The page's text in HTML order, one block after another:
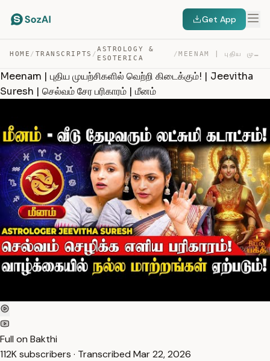
Get App
HOME / TRANSCRIPTS /
ASTROLOGY &
ESOTERICA
/ MEENAM | புதிய முயற்சிகளில் வெற்றி கிடைக்கும்! | JEEVIT… — TRANSCRIPT
Meenam | புதிய முயற்சிகளில் வெற்றி கிடைக்கும்! | Jeevitha
Suresh | செல்வம் சேர பரிகாரம் | மீனம்
Full on Bakthi
112K subscribers · Transcribed Mar 22, 2026